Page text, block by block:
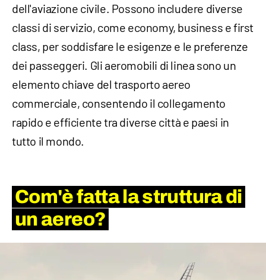
dell'aviazione civile. Possono includere diverse
classi di servizio, come economy, business e first
class, per soddisfare le esigenze e le preferenze
dei passeggeri. Gli aeromobili di linea sono un
elemento chiave del trasporto aereo
commerciale, consentendo il collegamento
rapido e efficiente tra diverse città e paesi in
tutto il mondo.
Com'è fatta la struttura di
un aereo?